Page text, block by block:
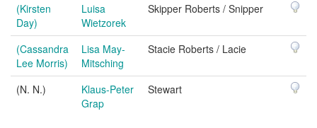
(Kirsten
Day)
Luisa
Wietzorek
Skipper Roberts / Snipper
(Cassandra
Lee Morris)
Lisa May-
Mitsching
Stacie Roberts / Lacie
(N. N.)
Klaus-Peter
Grap
Stewart